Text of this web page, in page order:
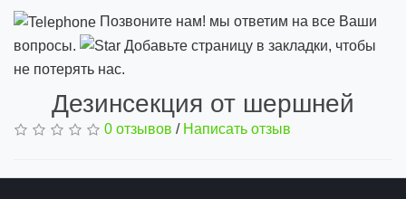
Позвоните нам! мы ответим на все Ваши
вопросы.
Добавьте страницу в закладки, чтобы
не потерять нас.
Дезинсекция от шершней
0 отзывов / Написать отзыв